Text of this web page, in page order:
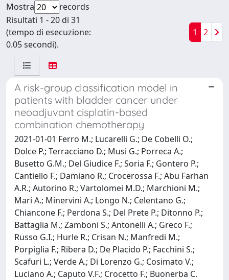
Mostra
records
Risultati 1 - 20 di 31
(tempo di esecuzione:
0.05 secondi).
1 2
A risk-group classification model in
patients with bladder cancer under
neoadjuvant cisplatin-based
combination chemotherapy
2021-01-01 Ferro M.; Lucarelli G.; De Cobelli O.;
Dolce P.; Terracciano D.; Musi G.; Porreca A.;
Busetto G.M.; Del Giudice F.; Soria F.; Gontero P.;
Cantiello F.; Damiano R.; Crocerossa F.; Abu Farhan
A.R.; Autorino R.; Vartolomei M.D.; Marchioni M.;
Mari A.; Minervini A.; Longo N.; Celentano G.;
Chiancone F.; Perdona S.; Del Prete P.; Ditonno P.;
Battaglia M.; Zamboni S.; Antonelli A.; Greco F.;
Russo G.I.; Hurle R.; Crisan N.; Manfredi M.;
Porpiglia F.; Ribera D.; De Placido P.; Facchini S.;
Scafuri L.; Verde A.; Di Lorenzo G.; Cosimato V.;
Luciano A.; Caputo V.F.; Crocetto F.; Buonerba C.